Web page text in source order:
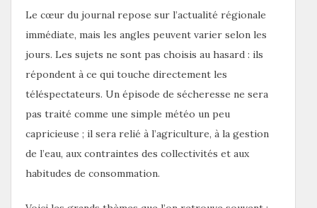
Le cœur du journal repose sur l’actualité régionale
immédiate, mais les angles peuvent varier selon les
jours. Les sujets ne sont pas choisis au hasard : ils
répondent à ce qui touche directement les
téléspectateurs. Un épisode de sécheresse ne sera
pas traité comme une simple météo un peu
capricieuse ; il sera relié à l’agriculture, à la gestion
de l’eau, aux contraintes des collectivités et aux
habitudes de consommation.